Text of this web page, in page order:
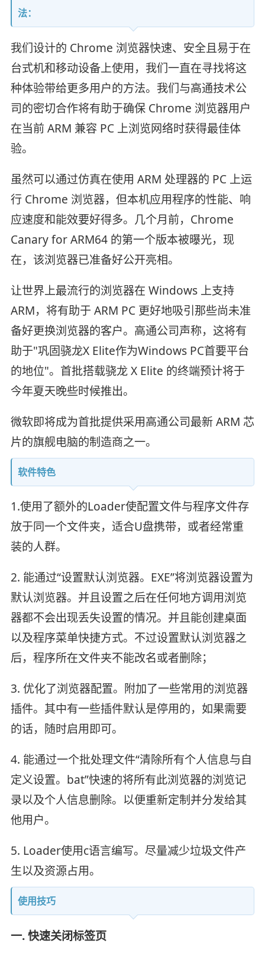
法：
我们设计的 Chrome 浏览器快速、安全且易于在
台式机和移动设备上使用，我们一直在寻找将这
种体验带给更多用户的方法。我们与高通技术公
司的密切合作将有助于确保 Chrome 浏览器用户
在当前 ARM 兼容 PC 上浏览网络时获得最佳体
验。
虽然可以通过仿真在使用 ARM 处理器的 PC 上运
行 Chrome 浏览器，但本机应用程序的性能、响
应速度和能效要好得多。几个月前，Chrome
Canary for ARM64 的第一个版本被曝光，现
在，该浏览器已准备好公开亮相。
让世界上最流行的浏览器在 Windows 上支持
ARM，将有助于 ARM PC 更好地吸引那些尚未准
备好更换浏览器的客户。高通公司声称，这将有
助于"巩固骁龙X Elite作为Windows PC首要平台
的地位"。首批搭载骁龙 X Elite 的终端预计将于
今年夏天晚些时候推出。
微软即将成为首批提供采用高通公司最新 ARM 芯
片的旗舰电脑的制造商之一。
软件特色
1.使用了额外的Loader使配置文件与程序文件存
放于同一个文件夹，适合U盘携带，或者经常重
装的人群。
2. 能通过“设置默认浏览器。EXE”将浏览器设置为
默认浏览器。并且设置之后在任何地方调用浏览
器都不会出现丢失设置的情况。并且能创建桌面
以及程序菜单快捷方式。不过设置默认浏览器之
后，程序所在文件夹不能改名或者删除；
3. 优化了浏览器配置。附加了一些常用的浏览器
插件。其中有一些插件默认是停用的，如果需要
的话，随时启用即可。
4. 能通过一个批处理文件“清除所有个人信息与自
定义设置。bat”快速的将所有此浏览器的浏览记
录以及个人信息删除。以便重新定制并分发给其
他用户。
5. Loader使用c语言编写。尽量减少垃圾文件产
生以及资源占用。
使用技巧
一. 快速关闭标签页